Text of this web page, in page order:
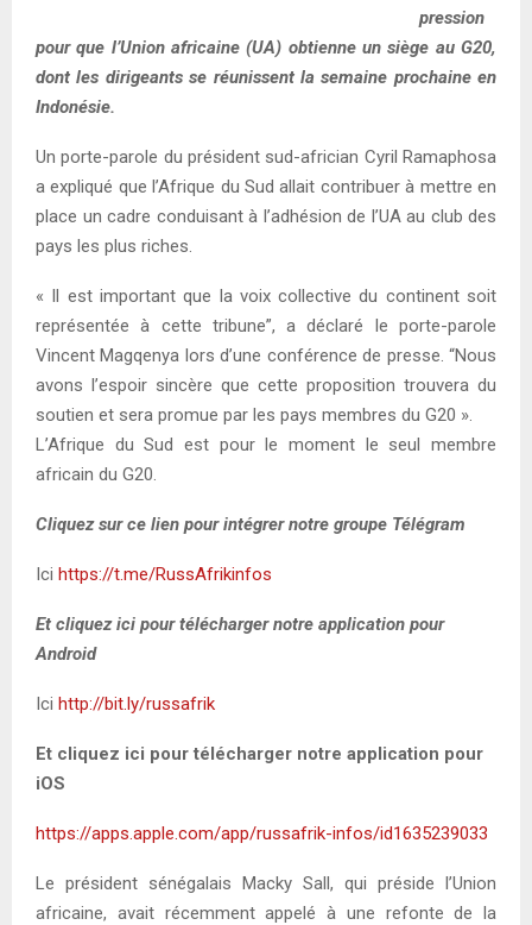
pression
pour que l’Union africaine (UA) obtienne un siège au G20,
dont les dirigeants se réunissent la semaine prochaine en
Indonésie.
Un porte-parole du président sud-africian Cyril Ramaphosa
a expliqué que l’Afrique du Sud allait contribuer à mettre en
place un cadre conduisant à l’adhésion de l’UA au club des
pays les plus riches.
« Il est important que la voix collective du continent soit
représentée à cette tribune”, a déclaré le porte-parole
Vincent Magqenya lors d’une conférence de presse. “Nous
avons l’espoir sincère que cette proposition trouvera du
soutien et sera promue par les pays membres du G20 ».
L’Afrique du Sud est pour le moment le seul membre
africain du G20.
Cliquez sur ce lien pour intégrer notre groupe Télégram
Ici https://t.me/RussAfrikinfos
Et cliquez ici pour télécharger notre application pour
Android
Ici http://bit.ly/russafrik
Et cliquez ici pour télécharger notre application pour
iOS
https://apps.apple.com/app/russafrik-infos/id1635239033
Le président sénégalais Macky Sall, qui préside l’Union
africaine, avait récemment appelé à une refonte de la